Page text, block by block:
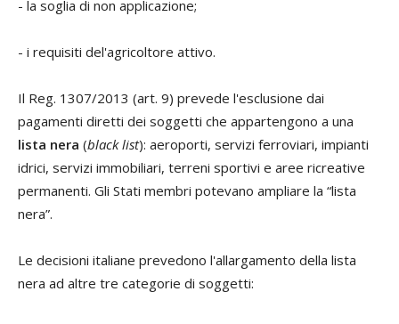
- la soglia di non applicazione;
- i requisiti del'agricoltore attivo.
Il Reg. 1307/2013 (art. 9) prevede l'esclusione dai
pagamenti diretti dei soggetti che appartengono a una
lista nera (black list): aeroporti, servizi ferroviari, impianti
idrici, servizi immobiliari, terreni sportivi e aree ricreative
permanenti. Gli Stati membri potevano ampliare la “lista
nera”.
Le decisioni italiane prevedono l'allargamento della lista
nera ad altre tre categorie di soggetti: